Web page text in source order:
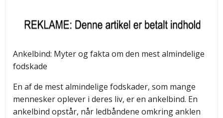
Ankelbind: Myter og fakta om den mest almindelige
fodskade
En af de mest almindelige fodskader, som mange
mennesker oplever i deres liv, er en ankelbind. En
ankelbind opstår, når ledbåndene omkring anklen